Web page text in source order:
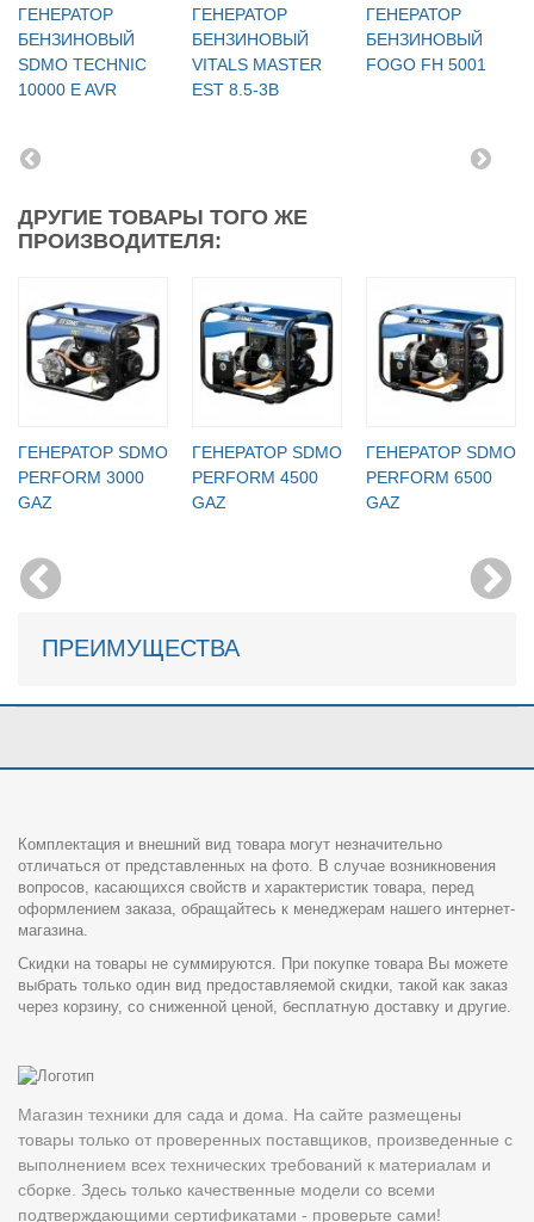
ГЕНЕРАТОР
БЕНЗИНОВЫЙ
SDMO TECHNIC
10000 E AVR
ГЕНЕРАТОР
БЕНЗИНОВЫЙ
VITALS MASTER
EST 8.5-3B
ГЕНЕРАТОР
БЕНЗИНОВЫЙ
FOGO FH 5001
ДРУГИЕ ТОВАРЫ ТОГО ЖЕ
ПРОИЗВОДИТЕЛЯ:
ГЕНЕРАТОР SDMO
PERFORM 3000
GAZ
ГЕНЕРАТОР SDMO
PERFORM 4500
GAZ
ГЕНЕРАТОР SDMO
PERFORM 6500
GAZ
ПРЕИМУЩЕСТВА
Комплектация и внешний вид товара могут незначительно
отличаться от представленных на фото. В случае возникновения
вопросов, касающихся свойств и характеристик товара, перед
оформлением заказа, обращайтесь к менеджерам нашего интернет-
магазина.
Скидки на товары не суммируются. При покупке товара Вы можете
выбрать только один вид предоставляемой скидки, такой как заказ
через корзину, со сниженной ценой, бесплатную доставку и другие.
Магазин техники для сада и дома. На сайте размещены
товары только от проверенных поставщиков, произведенные с
выполнением всех технических требований к материалам и
сборке. Здесь только качественные модели со всеми
подтверждающими сертификатами - проверьте сами!